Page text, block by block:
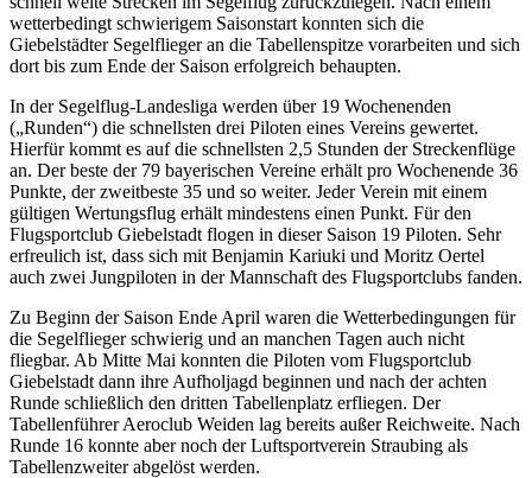
wetterbedingt schwierigem Saisonstart konnten sich die
Giebelstädter Segelflieger an die Tabellenspitze vorarbeiten und sich
dort bis zum Ende der Saison erfolgreich behaupten.
In der Segelflug-Landesliga werden über 19 Wochenenden
(„Runden“) die schnellsten drei Piloten eines Vereins gewertet.
Hierfür kommt es auf die schnellsten 2,5 Stunden der Streckenflüge
an. Der beste der 79 bayerischen Vereine erhält pro Wochenende 36
Punkte, der zweitbeste 35 und so weiter. Jeder Verein mit einem
gültigen Wertungsflug erhält mindestens einen Punkt. Für den
Flugsportclub Giebelstadt flogen in dieser Saison 19 Piloten. Sehr
erfreulich ist, dass sich mit Benjamin Kariuki und Moritz Oertel
auch zwei Jungpiloten in der Mannschaft des Flugsportclubs fanden.
Zu Beginn der Saison Ende April waren die Wetterbedingungen für
die Segelflieger schwierig und an manchen Tagen auch nicht
fliegbar. Ab Mitte Mai konnten die Piloten vom Flugsportclub
Giebelstadt dann ihre Aufholjagd beginnen und nach der achten
Runde schließlich den dritten Tabellenplatz erfliegen. Der
Tabellenführer Aeroclub Weiden lag bereits außer Reichweite. Nach
Runde 16 konnte aber noch der Luftsportverein Straubing als
Tabellenzweiter abgelöst werden.